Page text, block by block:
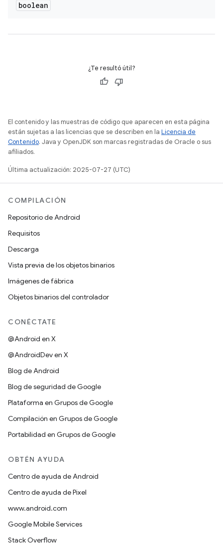
boolean
¿Te resultó útil?
El contenido y las muestras de código que aparecen en esta página
están sujetas a las licencias que se describen en la Licencia de
Contenido. Java y OpenJDK son marcas registradas de Oracle o sus
afiliados.
Última actualización: 2025-07-27 (UTC)
COMPILACIÓN
Repositorio de Android
Requisitos
Descarga
Vista previa de los objetos binarios
Imágenes de fábrica
Objetos binarios del controlador
CONÉCTATE
@Android en X
@AndroidDev en X
Blog de Android
Blog de seguridad de Google
Plataforma en Grupos de Google
Compilación en Grupos de Google
Portabilidad en Grupos de Google
OBTÉN AYUDA
Centro de ayuda de Android
Centro de ayuda de Pixel
www.android.com
Google Mobile Services
Stack Overflow